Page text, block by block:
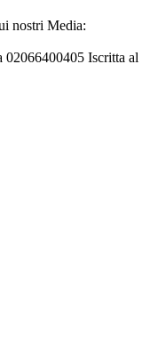
nostri Media:
Iscritta al